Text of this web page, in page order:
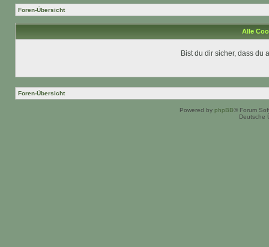
Foren-Übersicht
Alle
Bist du dir sicher, dass du
Foren-Übersicht
Powered by phpBB® Forum
Deutsche